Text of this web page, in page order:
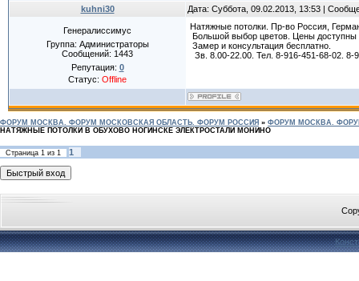
kuhni30 Дата: Суббота, 09.02.2013, 13:53 |
Генералиссимус
Группа: Администраторы
Сообщений: 1443
Репутация: 0
Статус: Offline
Натяжные потолки. Пр-во Россия,
Большой выбор цветов. Цены
Замер и консультация бесплатно.
Зв. 8.00-22.00. Тел. 8-916-451-68-02.
ФОРУМ МОСКВА. ФОРУМ МОСКОВСКАЯ ОБЛАСТЬ. ФОРУМ РОССИЯ » ФОРУМ МОСКВА.
НАТЯЖНЫЕ ПОТОЛКИ В ОБУХОВО НОГИНСКЕ ЭЛЕКТРОСТАЛИ МОНИНО
Страница 1 из 1 1